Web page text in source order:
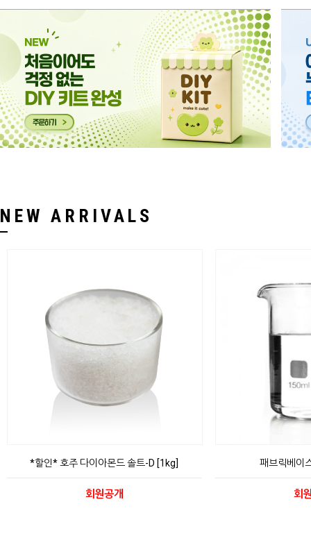
NEW ARRIVALS
*할인* 호주 다이아몬드 솔트-D [1kg]
회원공개
패브릭베이
회